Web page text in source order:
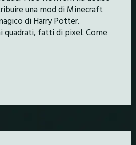
una mod di Minecraft
di Harry Potter.
quadrati, fatti di pixel. Come